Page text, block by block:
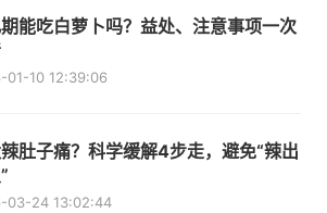
能吃白萝卜吗？益处、注意事项一次
01-10 12:39:06
肚子痛？科学缓解4步走，避免“辣出
03-24 13:02:44